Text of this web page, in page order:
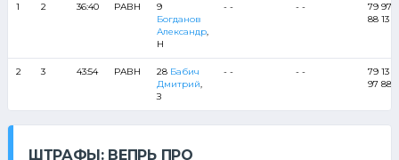
1 2 36:40 РАВН
9
Богданов
Александр,
Н
- - - -
79 97
88 13
2 3 43:54 РАВН 28 Бабич
Дмитрий,
З
- - - -
79 13
97 88
ШТРАФЫ: ВЕПРЬ ПРО